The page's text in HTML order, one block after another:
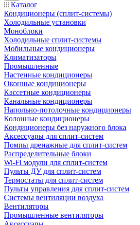
Каталог
Кондиционеры (сплит-системы)
Холодильные установки
Моноблоки
Холодильные сплит-системы
Мобильные кондиционеры
Климатизаторы
Промышленные
Настенные кондиционеры
Оконные кондиционеры
Кассетные кондиционеры
Канальные кондиционеры
Напольно-потолочные кондиционеры
Колонные кондиционеры
Кондиционеры без наружного блока
Аксессуары для сплит-систем
Помпы дренажные для сплит-систем
Распределительные блоки
Wi-Fi модули для сплит-систем
Пульты ДУ для сплит-систем
Термостаты для сплит-систем
Пульты управления для сплит-систем
Системы вентиляции воздуха
Вентиляторы
Промышленные вентиляторы